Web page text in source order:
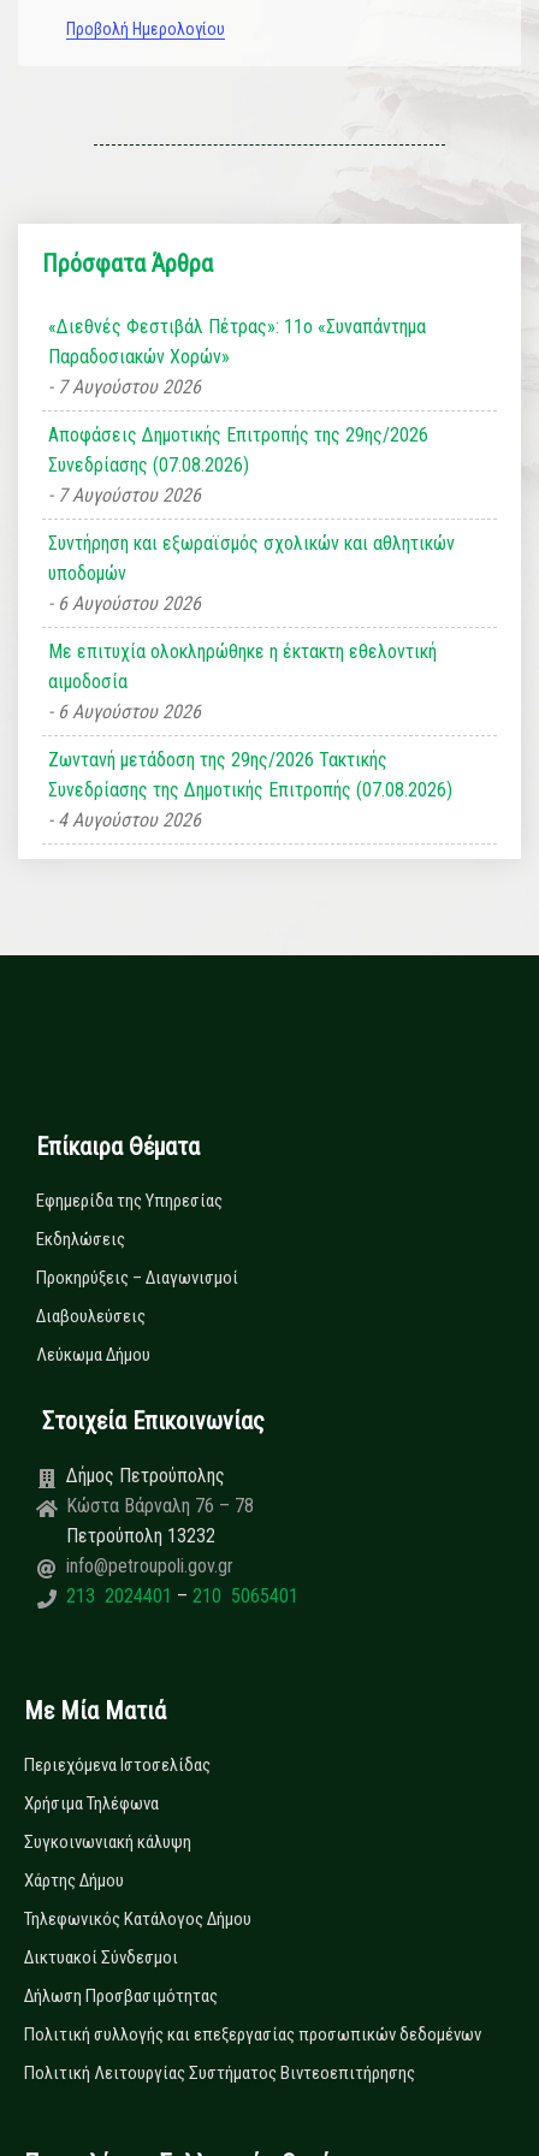
Προβολή Ημερολογίου
Πρόσφατα Άρθρα
«Διεθνές Φεστιβάλ Πέτρας»: 11ο «Συναπάντημα
Παραδοσιακών Χορών»
7 Αυγούστου 2026
Αποφάσεις Δημοτικής Επιτροπής της 29ης/2026
Συνεδρίασης (07.08.2026)
7 Αυγούστου 2026
Συντήρηση και εξωραϊσμός σχολικών και αθλητικών
υποδομών
6 Αυγούστου 2026
Με επιτυχία ολοκληρώθηκε η έκτακτη εθελοντική
αιμοδοσία
6 Αυγούστου 2026
Ζωντανή μετάδοση της 29ης/2026 Τακτικής
Συνεδρίασης της Δημοτικής Επιτροπής (07.08.2026)
4 Αυγούστου 2026
Επίκαιρα Θέματα
Εφημερίδα της Υπηρεσίας
Εκδηλώσεις
Προκηρύξεις – Διαγωνισμοί
Διαβουλεύσεις
Λεύκωμα Δήμου
Στοιχεία Επικοινωνίας
Δήμος Πετρούπολης
Κώστα Βάρναλη 76 – 78
Πετρούπολη 13232
info@petroupoli.gov.gr
213 2024401 – 210 5065401
Με Μία Ματιά
Περιεχόμενα Ιστοσελίδας
Χρήσιμα Τηλέφωνα
Συγκοινωνιακή κάλυψη
Χάρτης Δήμου
Τηλεφωνικός Κατάλογος Δήμου
Δικτυακοί Σύνδεσμοι
Δήλωση Προσβασιμότητας
Πολιτική συλλογής και επεξεργασίας προσωπικών δεδομένων
Πολιτική Λειτουργίας Συστήματος Βιντεοεπιτήρησης